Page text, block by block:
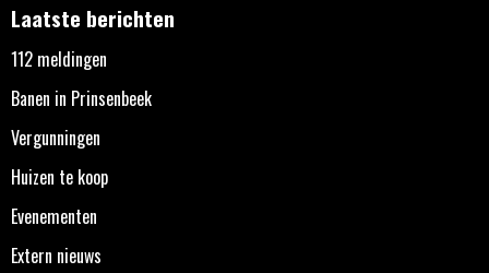
Laatste berichten
112 meldingen
Banen in Prinsenbeek
Vergunningen
Huizen te koop
Evenementen
Extern nieuws